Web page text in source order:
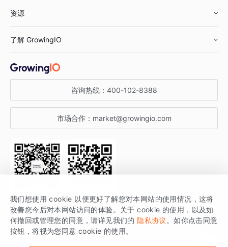
鞋服行业
汽车行业
金融行业
智能运营
获客分析
资源
增长公开课
增长博客
开发者文档
SDK 文档
场景指南
了解 GrowingIO
关于 GrowingIO
增长大会
行业活动
咨询热线： 400-102-8388
市场合作： market@growingio.com
关注公众号 获取更多干货
GrowingIO 是专注于数据智能分析与增长的品牌，核心平台为 GrowingIO
分析云。
我们想使用 cookie 以便更好了解您对本网站的使用情况，这将
改善您今后对本网站访问的体验。关于 cookie 的使用，以及如
何撤回或管理您的同意，请详见我们的 隐私协议 。如你点击同意
按钮，将视为您同意 cookie 的使用。